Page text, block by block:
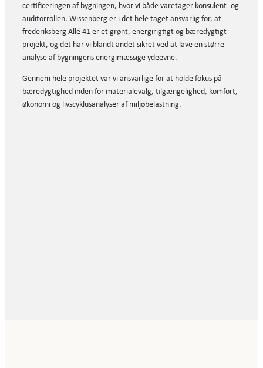
certificeringen af bygningen, hvor vi både varetager konsulent- og
auditorrollen. Wissenberg er i det hele taget ansvarlig for, at
frederiksberg Allé 41 er et grønt, energirigtigt og bæredygtigt
projekt, og det har vi blandt andet sikret ved at lave en større
analyse af bygningens energimæssige ydeevne.
Gennem hele projektet var vi ansvarlige for at holde fokus på
bæredygtighed inden for materialevalg, tilgængelighed, komfort,
økonomi og livscyklusanalyser af miljøbelastning.